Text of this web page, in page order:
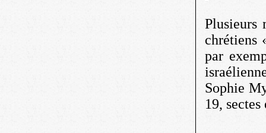
Plusieurs
chrétiens
par
Sophie
19,